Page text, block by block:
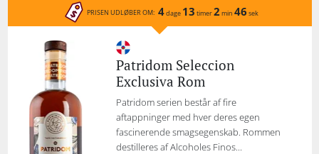
PRISEN UDLØBER OM: 4dage 13 timer2 min 46 sek
Patridom Seleccion
Exclusiva Rom
Patridom serien består af fire
aftappninger med hver deres egen
fascinerende smagsegenskab. Rommen
destilleres af Alcoholes Finos...